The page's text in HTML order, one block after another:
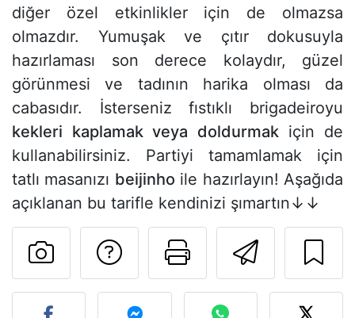
diğer özel etkinlikler için de olmazsa
olmazdır. Yumuşak ve çıtır dokusuyla
hazırlaması son derece kolaydır, güzel
görünmesi ve tadının harika olması da
cabasıdır. İsterseniz fıstıklı brigadeiroyu
kekleri kaplamak veya doldurmakiçin de
kullanabilirsiniz. Partiyi tamamlamak için
tatlı masanızı beijinho ile hazırlayın! Aşağıda
açıklanan bu tarifle kendinizi şımartın↓↓
Bu sayfayı
Tarif sahibine bir
Bu tarifin fotoğrafını